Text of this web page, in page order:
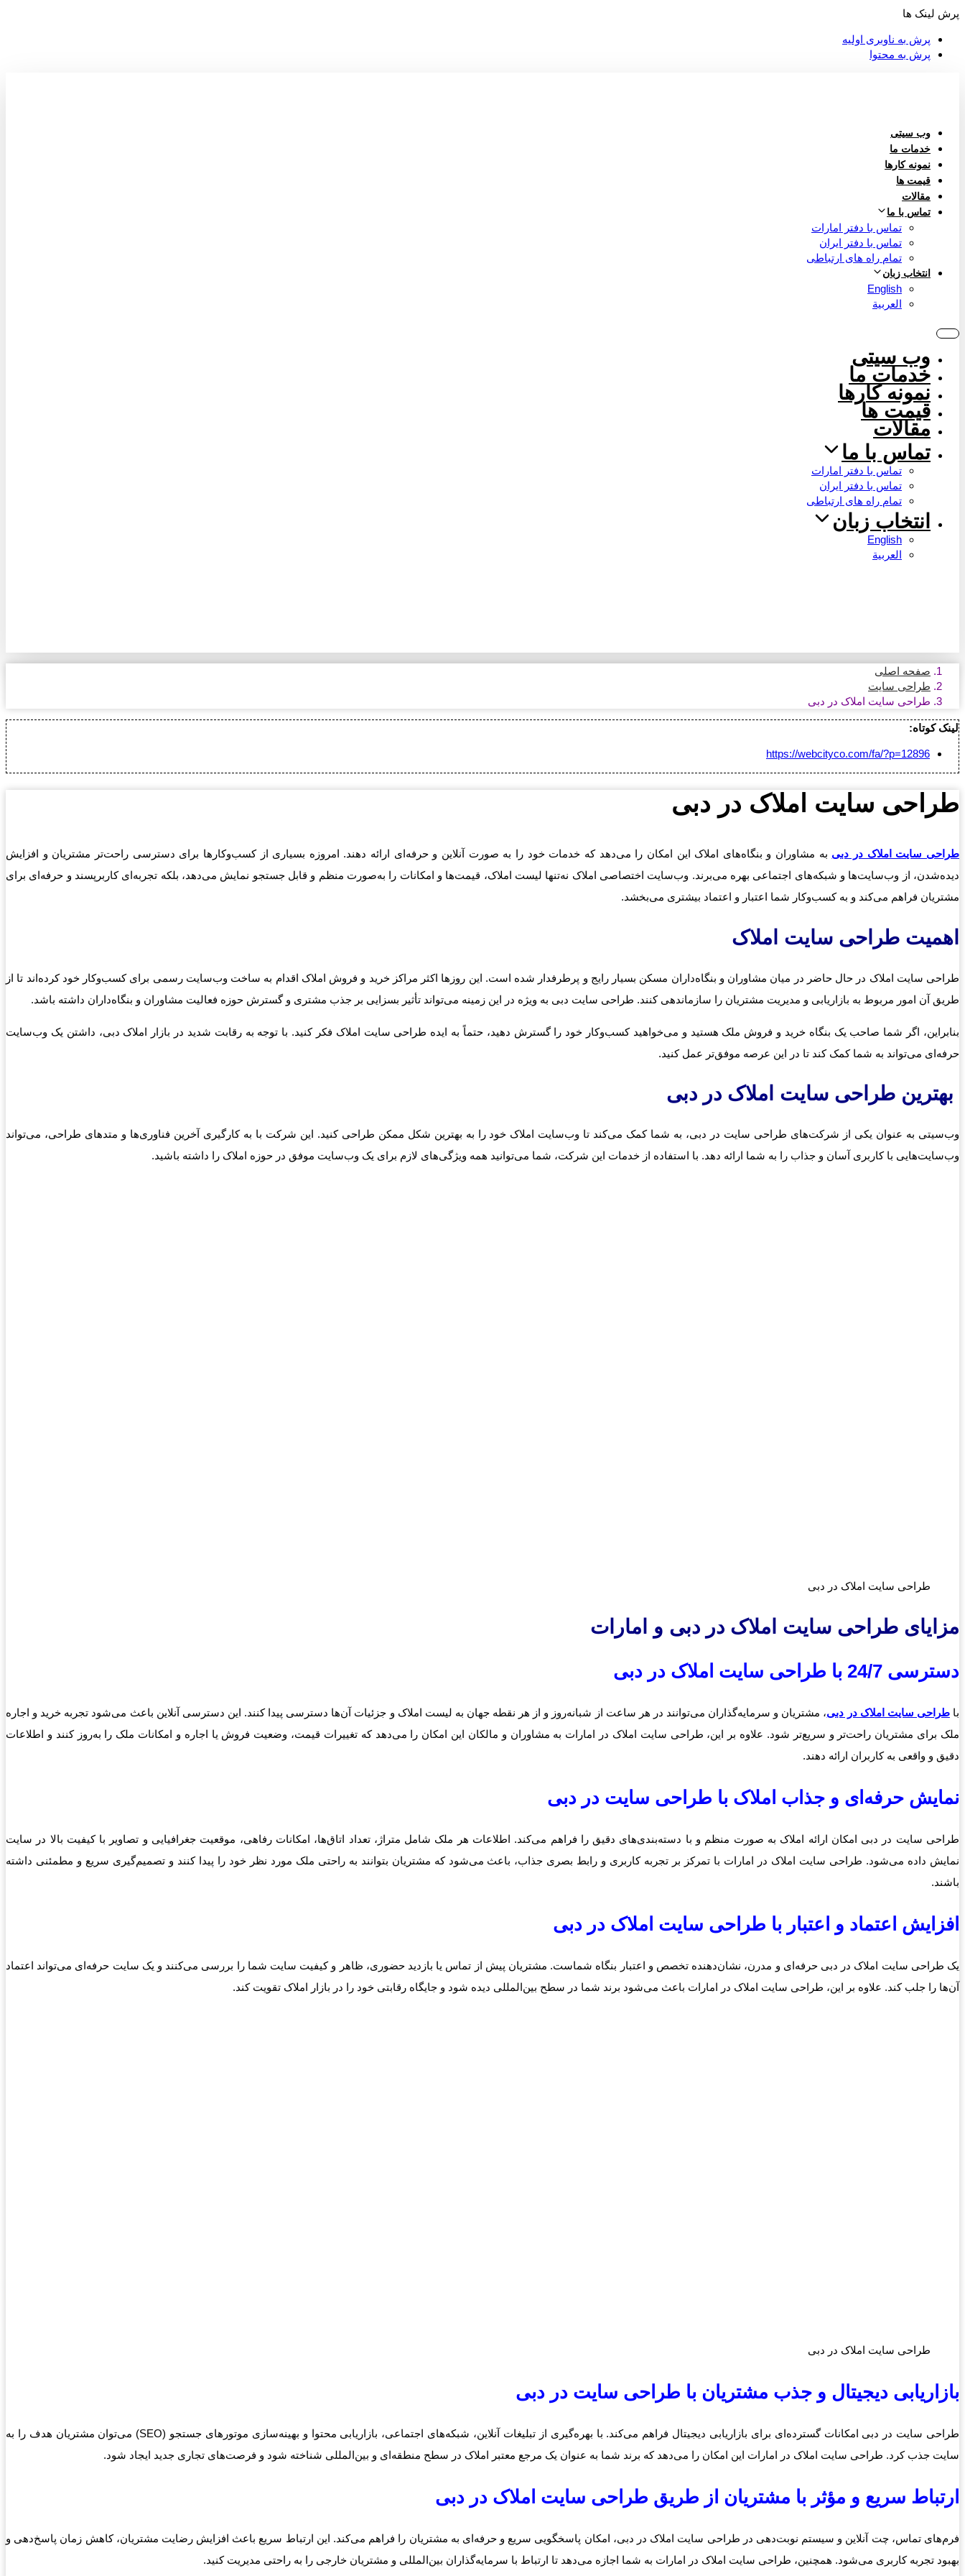
پرش لینک ها
پرش به ناوبری اولیه
پرش به محتوا
وب سیتی
خدمات ما
نمونه کارها
قیمت ها
مقالات
تماس با ما
تماس با دفتر امارات
تماس با دفتر ایران
تمام راه های ارتباطی
انتخاب زبان
English
العربية
وب سیتی
خدمات ما
نمونه کارها
قیمت ها
مقالات
تماس با ما
تماس با دفتر امارات
تماس با دفتر ایران
تمام راه های ارتباطی
انتخاب زبان
English
العربية
صفحه اصلی
طراحی سایت
طراحی سایت املاک در دبی
لینک کوتاه:
https://webcityco.com/fa/?p=12896
طراحی سایت املاک در دبی
طراحی سایت املاک در دبی به مشاوران و بنگاه‌های املاک این امکان را می‌دهد که خدمات خود را به صورت آنلاین و حرفه‌ای ارائه دهند. امروزه بسیاری از کسب‌وکارها برای دسترسی راحت‌تر مشتریان و افزایش
دیده‌شدن، از وب‌سایت‌ها و شبکه‌های اجتماعی بهره می‌برند. وب‌سایت اختصاصی املاک نه‌تنها لیست املاک، قیمت‌ها و امکانات را به‌صورت منظم و قابل جستجو نمایش می‌دهد، بلکه تجربه‌ای کاربرپسند و حرفه‌ای برای
مشتریان فراهم می‌کند و به کسب‌وکار شما اعتبار و اعتماد بیشتری می‌بخشد.
اهمیت طراحی سایت املاک
طراحی سایت املاک در حال حاضر در میان مشاوران و بنگاه‌داران مسکن بسیار رایج و پرطرفدار شده است. این روزها اکثر مراکز خرید و فروش املاک اقدام به ساخت وب‌سایت رسمی برای کسب‌وکار خود کرده‌اند تا از
طریق آن امور مربوط به بازاریابی و مدیریت مشتریان را سازماندهی کنند. طراحی سایت دبی به ویژه در این زمینه می‌تواند تأثیر بسزایی بر جذب مشتری و گسترش حوزه فعالیت مشاوران و بنگاه‌داران داشته باشد.
بنابراین، اگر شما صاحب یک بنگاه خرید و فروش ملک هستید و می‌خواهید کسب‌وکار خود را گسترش دهید، حتماً به ایده طراحی سایت املاک فکر کنید. با توجه به رقابت شدید در بازار املاک دبی، داشتن یک وب‌سایت
حرفه‌ای می‌تواند به شما کمک کند تا در این عرصه موفق‌تر عمل کنید.
بهترین طراحی سایت املاک در دبی
وب‌سیتی به عنوان یکی از شرکت‌های طراحی سایت در دبی، به شما کمک می‌کند تا وب‌سایت املاک خود را به بهترین شکل ممکن طراحی کنید. این شرکت با به کارگیری آخرین فناوری‌ها و متدهای طراحی، می‌تواند
وب‌سایت‌هایی با کاربری آسان و جذاب را به شما ارائه دهد. با استفاده از خدمات این شرکت، شما می‌توانید همه ویژگی‌های لازم برای یک وب‌سایت موفق در حوزه املاک را داشته باشید.
طراحی سایت املاک در دبی
مزایای طراحی سایت املاک در دبی و امارات
دسترسی 24/7 با طراحی سایت املاک در دبی
باطراحی سایت املاک در دبی، مشتریان و سرمایه‌گذاران می‌توانند در هر ساعت از شبانه‌روز و از هر نقطه جهان به لیست املاک و جزئیات آن‌ها دسترسی پیدا کنند. این دسترسی آنلاین باعث می‌شود تجربه خرید و اجاره
ملک برای مشتریان راحت‌تر و سریع‌تر شود. علاوه بر این، طراحی سایت املاک در امارات به مشاوران و مالکان این امکان را می‌دهد که تغییرات قیمت، وضعیت فروش یا اجاره و امکانات ملک را به‌روز کنند و اطلاعات
دقیق و واقعی به کاربران ارائه دهند.
نمایش حرفه‌ای و جذاب املاک با طراحی سایت در دبی
طراحی سایت در دبی امکان ارائه املاک به صورت منظم و با دسته‌بندی‌های دقیق را فراهم می‌کند. اطلاعات هر ملک شامل متراژ، تعداد اتاق‌ها، امکانات رفاهی، موقعیت جغرافیایی و تصاویر با کیفیت بالا در سایت
نمایش داده می‌شود. طراحی سایت املاک در امارات با تمرکز بر تجربه کاربری و رابط بصری جذاب، باعث می‌شود که مشتریان بتوانند به راحتی ملک مورد نظر خود را پیدا کنند و تصمیم‌گیری سریع و مطمئنی داشته
باشند.
افزایش اعتماد و اعتبار با طراحی سایت املاک در دبی
یک طراحی سایت املاک در دبی حرفه‌ای و مدرن، نشان‌دهنده تخصص و اعتبار بنگاه شماست. مشتریان پیش از تماس یا بازدید حضوری، ظاهر و کیفیت سایت شما را بررسی می‌کنند و یک سایت حرفه‌ای می‌تواند اعتماد
آن‌ها را جلب کند. علاوه بر این، طراحی سایت املاک در امارات باعث می‌شود برند شما در سطح بین‌المللی دیده شود و جایگاه رقابتی خود را در بازار املاک تقویت کند.
طراحی سایت املاک در دبی
بازاریابی دیجیتال و جذب مشتریان با طراحی سایت در دبی
طراحی سایت در دبی امکانات گسترده‌ای برای بازاریابی دیجیتال فراهم می‌کند. با بهره‌گیری از تبلیغات آنلاین، شبکه‌های اجتماعی، بازاریابی محتوا و بهینه‌سازی موتورهای جستجو (SEO) می‌توان مشتریان هدف را به
سایت جذب کرد. طراحی سایت املاک در امارات این امکان را می‌دهد که برند شما به عنوان یک مرجع معتبر املاک در سطح منطقه‌ای و بین‌المللی شناخته شود و فرصت‌های تجاری جدید ایجاد شود.
ارتباط سریع و مؤثر با مشتریان از طریق طراحی سایت املاک در دبی
فرم‌های تماس، چت آنلاین و سیستم نوبت‌دهی در طراحی سایت املاک در دبی، امکان پاسخگویی سریع و حرفه‌ای به مشتریان را فراهم می‌کند. این ارتباط سریع باعث افزایش رضایت مشتریان، کاهش زمان پاسخ‌دهی و
بهبود تجربه کاربری می‌شود. همچنین، طراحی سایت املاک در امارات به شما اجازه می‌دهد تا ارتباط با سرمایه‌گذاران بین‌المللی و مشتریان خارجی را به راحتی مدیریت کنید.